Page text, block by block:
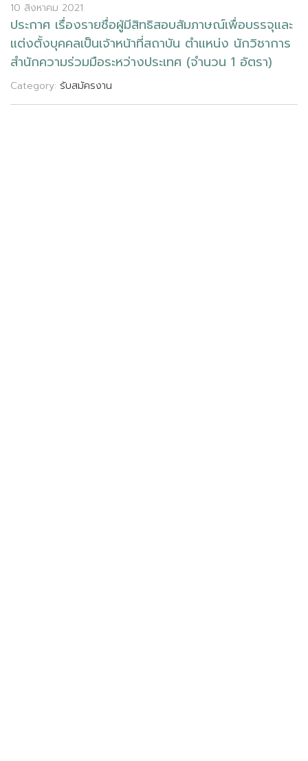
10 สิงหาคม 2021
ประกาศ เรองรายชอผมสทธสอบสมภาษณเพอบรรจและ
แตงตงบคคลเปนเจาหนาทสถาบน ตแหนง นกวชาการ
สนกความรวมมอระหวางประเทศ (จนวน 1 อตรา)
Category: รับสมัครงาน